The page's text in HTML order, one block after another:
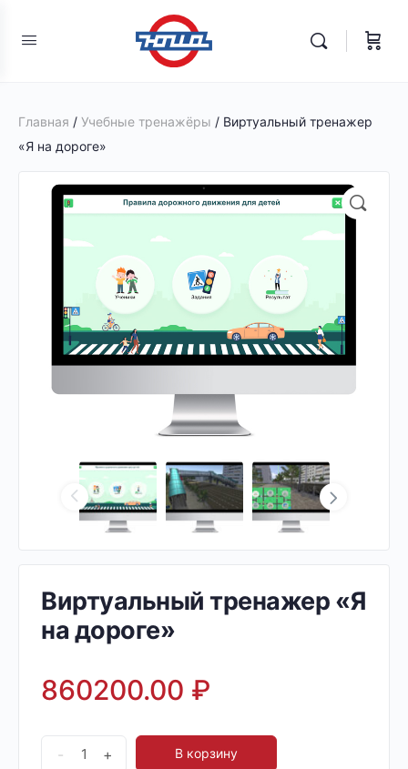
Главная / Учебные тренажёры / Виртуальный тренажер
«Я на дороге»
Виртуальный тренажер «Я
на дороге»
860200.00 ₽
- + В корзину